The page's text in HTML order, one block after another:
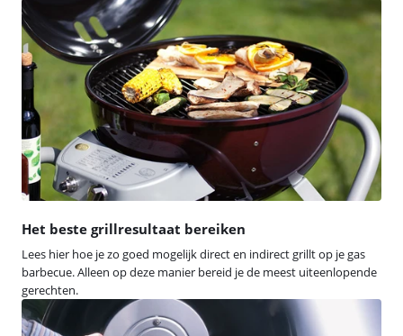
Het beste grillresultaat bereiken
Lees hier hoe je zo goed mogelijk direct en indirect grillt op je gas
barbecue. Alleen op deze manier bereid je de meest uiteenlopende
gerechten.